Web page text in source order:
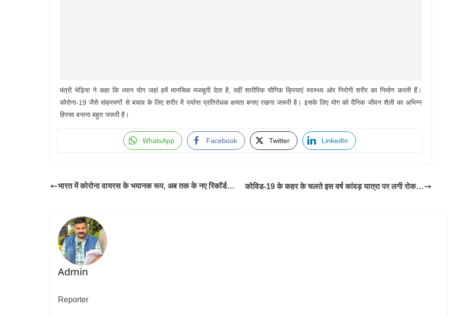
मंत्री भेड़िया ने कहा कि ध्यान योग जहां हमें मानसिक मजबूती देता है, वहीं शारीरिक यौगिक क्रियाएं स्वस्थ्य ओर निरोगी शरीर का निर्माण करती हैं।
कोरोना-19 जैसे संक्रमणों से बचाव के लिए शरीर में पर्याप्त प्रतिरोधक क्षमता बनाए रखना जरूरी है। इसके लिए योग को दैनिक जीवन शैली का अभिन्न
हिस्सा बनाना बहुत जरूरी है।
WhatsApp Facebook Twitter LinkedIn
भारत में कोरोना वायरस के भयानक रूप, अब तक के नए रिकॉर्ड… कोविड-19 के कहर के चलते इस वर्ष कांवड़ यात्रा पर लगी रोक…
Admin
Reporter